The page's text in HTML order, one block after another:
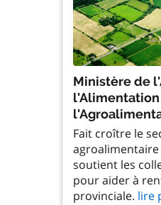
Ministère de
Fait croître le
agroalimentaire
soutient les
pour aider à
provinciale. lire